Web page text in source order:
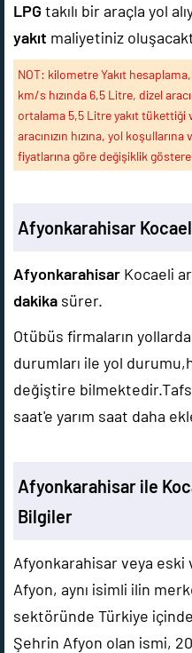
LPG takılı bir araçla yol
yakıt maliyetiniz
NOT: kilometre Yakıt
km/s hızında 6,5 Litre, dizel
ortalama 5,5 Litre yakıt tükettiği
aracınızın hızına, yol
fiyatlarına göre değişiklik
Afyonkarahisar
Afyonkarahisar Kocaeli
dakika sürer.
Otübüs firmaların
durumları ile yol
değiştire
saat'e yarım saat daha
Afyonkarahisar ile
Bilgiler
Afyonkarahisar veya eski
Afyon, aynı isimli ilin
sektöründe Türkiye içinde
Şehrin Afyon olan ismi,